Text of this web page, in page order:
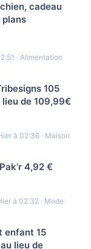
cadeau
plans
Alimentation
105
de 109,99€
Maison
à 02:36
4,92 €
Mode
à 02:32
enfant 15
lieu de